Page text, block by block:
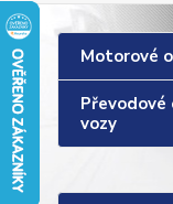
Motorové
Převodové
vozy